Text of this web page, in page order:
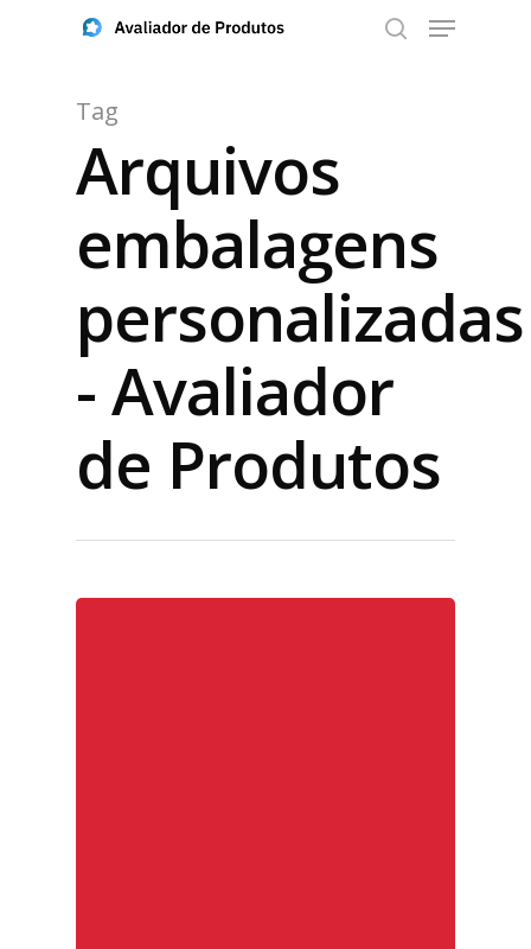
Aperte ENTER para buscar ou ESC para fechar
Tag
Arquivos
embalagens
personalizadas
- Avaliador
de Produtos